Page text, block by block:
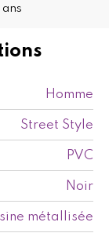
Homme
Street Style
PVC
Noir
métallisée